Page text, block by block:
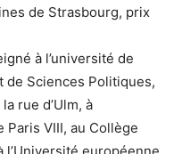
de Strasbourg, prix
à l’université de
de Sciences Politiques,
rue d’Ulm, à
Paris VIII, au Collège
européenne